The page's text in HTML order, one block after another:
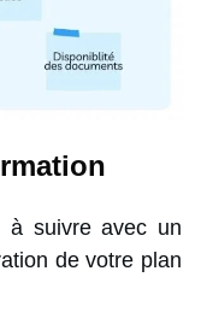
à suivre avec un
de votre plan